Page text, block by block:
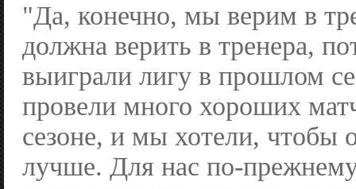
"Да, конечно, мы верим в
должна верить в тренера,
выиграли лигу в прошлом
провели много хороших
сезоне, и мы хотели, чтобы
лучше. Для нас по-